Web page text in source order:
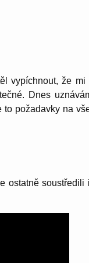
vypíchnout, že
Dnes
požadavky na
ostatně soustředili